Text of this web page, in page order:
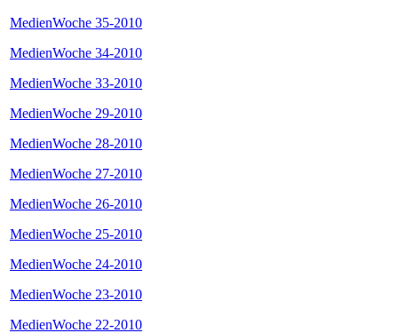
MedienWoche 35-2010
MedienWoche 34-2010
MedienWoche 33-2010
MedienWoche 29-2010
MedienWoche 28-2010
MedienWoche 27-2010
MedienWoche 26-2010
MedienWoche 25-2010
MedienWoche 24-2010
MedienWoche 23-2010
MedienWoche 22-2010